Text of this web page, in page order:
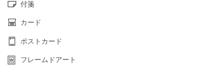
付箋
カード
ポストカード
フレームドアート